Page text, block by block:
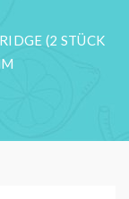
(2 STÜCK